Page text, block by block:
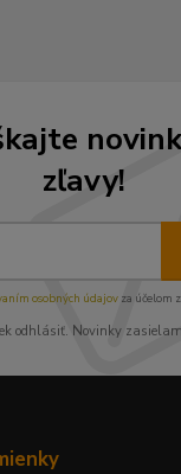
zľavy!
osobných údajov za účelom
odhlásiť. Novinky